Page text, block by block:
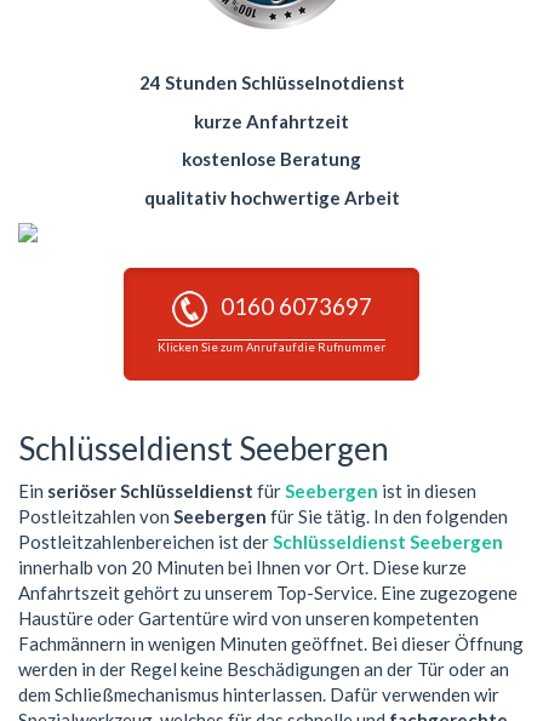
24 Stunden Schlüsselnotdienst
kurze Anfahrtzeit
kostenlose Beratung
qualitativ hochwertige Arbeit
0160 6073697
Klicken Sie zum Anruf auf die Rufnummer
Schlüsseldienst Seebergen
Ein seriöser Schlüsseldienst fürSeebergen ist in diesen
Postleitzahlen von Seebergen für Sie tätig. In den folgenden
Postleitzahlenbereichen ist derSchlüsseldienst Seebergen
innerhalb von 20 Minuten bei Ihnen vor Ort. Diese kurze
Anfahrtszeit gehört zu unserem Top-Service. Eine zugezogene
Haustüre oder Gartentüre wird von unseren kompetenten
Fachmännern in wenigen Minuten geöffnet. Bei dieser Öffnung
werden in der Regel keine Beschädigungen an der Tür oder an
dem Schließmechanismus hinterlassen. Dafür verwenden wir